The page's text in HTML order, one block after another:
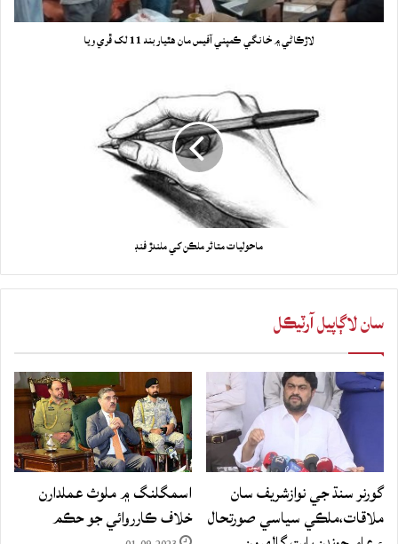
لاڙڪاڻي ۾ خانگي ڪمپني آفيس مان هٿياربند 11 لک ڦري ويا
ماحوليات متاثر ملڪن کي ملندڙ فنڊ
سان لاڳاپيل آرٽيڪل
گورنر سنڌ جي نوازشريف سان
ملاقات،ملڪي سياسي صورتحال
اسمگلنگ ۾ ملوث عملدارن
خلاف ڪارروائي جو حڪم